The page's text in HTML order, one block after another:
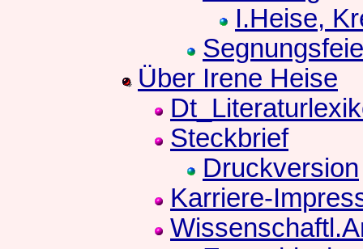
I.Heise,
Über Irene Heise
Steckbrief
Druckversion
Karriere-